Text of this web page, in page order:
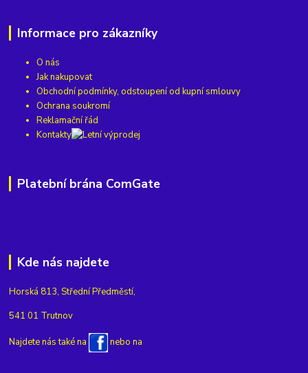
Informace pro zákazníky
O nás
Jak nakupovat
Obchodní podmínky, odstoupení od kupní smlouvy
Ochrana soukromí
Reklamační řád
Kontakty
Platební brána ComGate
Kde nás najdete
Horská 813, Střední Předměstí,
541 01 Trutnov
Najdete nás také na nebo na